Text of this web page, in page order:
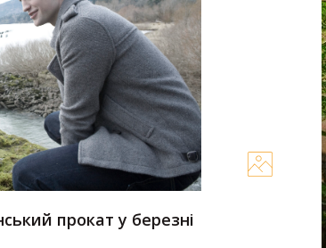
прокат у березні